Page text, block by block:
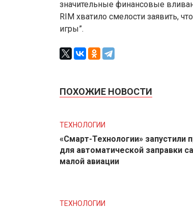
значительные финансовые
RIM хватило смелости заявить,
игры”.
ПОХОЖИЕ НОВОСТИ
ТЕХНОЛОГИИ
«Смарт-Технологии» запустили
для автоматической заправки
малой авиации
ТЕХНОЛОГИИ